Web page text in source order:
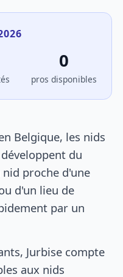
0
pros disponibles
Belgique, les nids
du
proche d'une
d'un lieu de
par un
Jurbise compte
aux nids